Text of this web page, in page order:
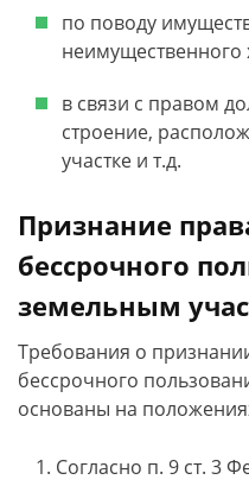
по поводу
неимущественного
в связи с правом
строение,
участке и т.д.
Признание
бессрочного
земельным
Требования о
бессрочного
основаны на
Согласно п. 9 ст. 3